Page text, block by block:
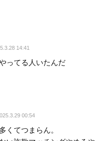
14:41
ってる人いたんだ
00:54
くてつまらん。